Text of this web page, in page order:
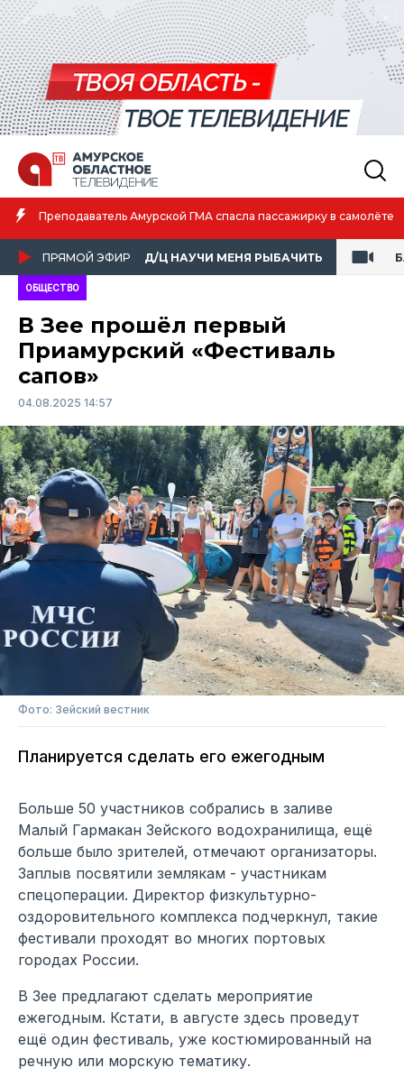
Преподаватель Амурской ГМА спасла пассажирку в самолёте
ПРЯМОЙ ЭФИР Д/Ц НАУЧИ МЕНЯ РЫБАЧИТЬ
ОБЩЕСТВО
В Зее прошёл первый
Приамурский «Фестиваль
сапов»
04.08.2025 14:57
Фото: Зейский вестник
Планируется сделать его ежегодным
Больше 50 участников собрались в заливе
Малый Гармакан Зейского водохранилища, ещё
больше было зрителей, отмечают организаторы.
Заплыв посвятили землякам - участникам
спецоперации. Директор физкультурно-
оздоровительного комплекса подчеркнул, такие
фестивали проходят во многих портовых
городах России.
В Зее предлагают сделать мероприятие
ежегодным. Кстати, в августе здесь проведут
ещё один фестиваль, уже костюмированный на
речную или морскую тематику.